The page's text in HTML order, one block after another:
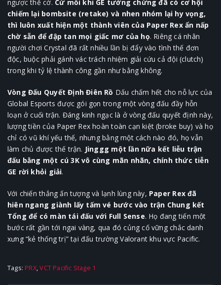
ngược thế cờ. Cứ mỗi khi GE tưởng chừng đã có cơ hội
chiếm lại bombsite (retake) và nhen nhóm lại hy vọng,
thì luôn xuất hiện một thành viên của Paper Rex ẩn nấp
chờ sẵn để đập tan mọi giấc mơ của họ. Riêng cá nhân
người chơi Crystal đã rất nhiều lần bị đẩy vào tình thế đơn
độc, buộc phải gánh vác trách nhiệm giải cứu cả đội (clutch)
trong khi tỷ lệ thành công gần như bằng không.
Vòng Đấu Quyết Định Điên Rồ Dấu chấm hết cho nỗ lực của
Global Esports được gói gọn trong một vòng đấu đầy hỗn
loạn ở cuối trận. Đáng kinh ngạc là ở vòng đấu quyết định này,
lượng tiền của Paper Rex hoàn toàn cạn kiệt (broke buy) và họ
chỉ có vũ khí yếu thế, nhưng bằng một cách nào đó, họ vẫn
làm chủ được thế trận. Jinggg một lần nữa kết liễu trận
đấu bằng một cú 3K vô cùng mãn nhãn, chính thức tiễn
GE rời khỏi giải.
Với chiến thắng ấn tượng và lạnh lùng này, Paper Rex đã
hiên ngang giành lấy tấm vé bước vào trận Chung kết
Tổng để có màn tái đấu với Full Sense. Họ đang tiến một
bước rất gần tới ngai vàng, qua đó củng cố vững chắc danh
xưng “kẻ thống trị” tại đấu trường Valorant khu vực Pacific.
Tags:PRX,VCT Pacific Stage 1